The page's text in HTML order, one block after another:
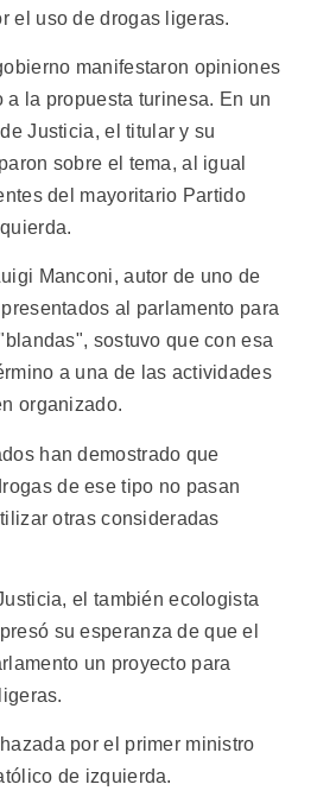
el uso de drogas ligeras.
manifestaron opiniones
a la propuesta turinesa. En un
Justicia, el titular y su
sobre el tema, al igual
del mayoritario Partido
Manconi, autor de uno de
al parlamento para
sostuvo que con esa
a una de las actividades
organizado.
han demostrado que
de ese tipo no pasan
otras consideradas
el también ecologista
su esperanza de que el
un proyecto para
por el primer ministro
de izquierda.